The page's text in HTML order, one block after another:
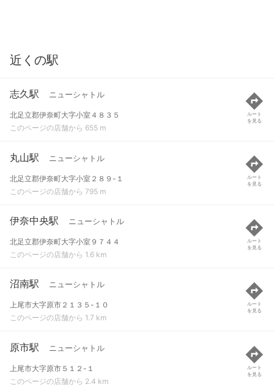
近くの駅
志久駅 ニューシャトル
北足立郡伊奈町大字小室４８３５
このページの店舗から 655 m
ルート
を見る
丸山駅 ニューシャトル
北足立郡伊奈町大字小室２８９-１
このページの店舗から 795 m
ルート
を見る
伊奈中央駅 ニューシャトル
北足立郡伊奈町大字小室９７４４
このページの店舗から 1.6 km
ルート
を見る
沼南駅 ニューシャトル
上尾市大字原市２１３５-１０
このページの店舗から 1.7 km
ルート
を見る
原市駅 ニューシャトル
上尾市大字原市５１２-１
このページの店舗から 2.4 km
ルート
を見る